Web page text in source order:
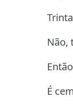
Não,
É